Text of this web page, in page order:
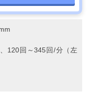
120回～345回/分（左